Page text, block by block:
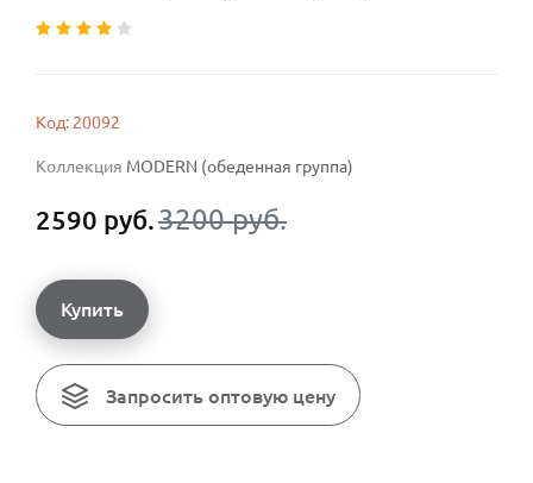
Код: 20092
Коллекция MODERN (обеденная группа)
2590 руб.3200 руб.
Купить
Запросить оптовую цену